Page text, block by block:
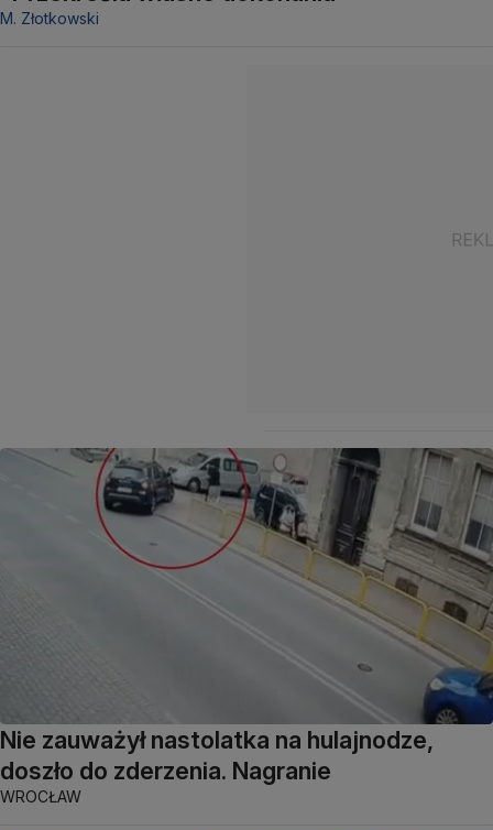
M. Złotkowski
Nie zauważył nastolatka na hulajnodze,
doszło do zderzenia. Nagranie
WROCŁAW